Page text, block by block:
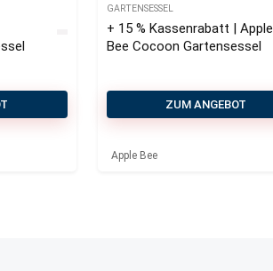
GARTENSESSEL
+ 15 % Kassenrabatt | Apple
Bee Cocoon Gartensessel
ZUM ANGEBOT
Apple Bee